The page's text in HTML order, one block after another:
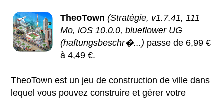
TheoTown (Stratégie, v1.7.41, 111
Mo, iOS 10.0.0, blueflower UG
(haftungsbeschr�...) passe de 6,99 €
à 4,49 €.
TheoTown est un jeu de construction de ville dans
lequel vous pouvez construire et gérer votre